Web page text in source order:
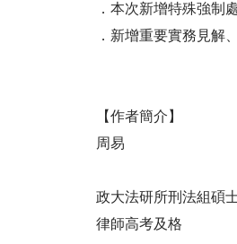
．本次新增特殊強制
．新增重要實務見解
【作者簡介】
周易
政大法研所刑法組碩
律師高考及格